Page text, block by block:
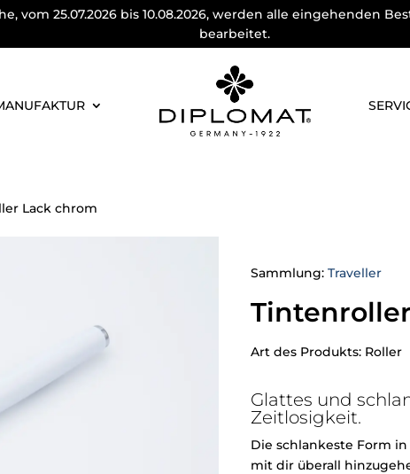
vom 25.07.2026 bis 10.08.2026, werden alle eingehenden
bearbeitet.
Lack chrom
Sammlung: Traveller
Art des Produkts: Roller
Glattes und
Zeitlosigkeit.
Die schlankeste Form
mit dir überall